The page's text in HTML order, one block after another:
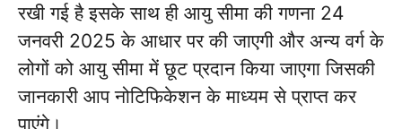
रखी गई है इसके साथ ही आयु सीमा की गणना 24
जनवरी 2025 के आधार पर की जाएगी और अन्य वर्ग के
लोगों को आयु सीमा में छूट प्रदान किया जाएगा जिसकी
जानकारी आप नोटिफिकेशन के माध्यम से प्राप्त कर
पाएंगे।